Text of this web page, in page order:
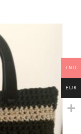
TND
EUR